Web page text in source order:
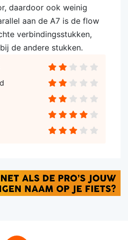
daardoor ook weinig
aan de A7 is de flow
verbindingsstukken,
de andere stukken.